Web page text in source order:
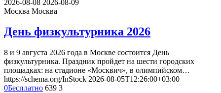
2026-08-08 2026-08-09
Москва Москва
День физкультурника 2026
8 и 9 августа 2026 года в Москве состоится День
физкультурника. Праздник пройдет на шести городских
площадках: на стадионе «Москвич», в олимпийском…
https://schema.org/InStock 2026-08-05T12:26:00+03:00
0Бесплатно 639 3